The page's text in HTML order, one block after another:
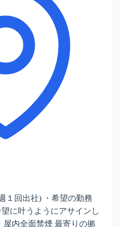
１回出社) ・希望の勤務
に叶うようにアサインし
屋内全面禁煙 最寄りの拠